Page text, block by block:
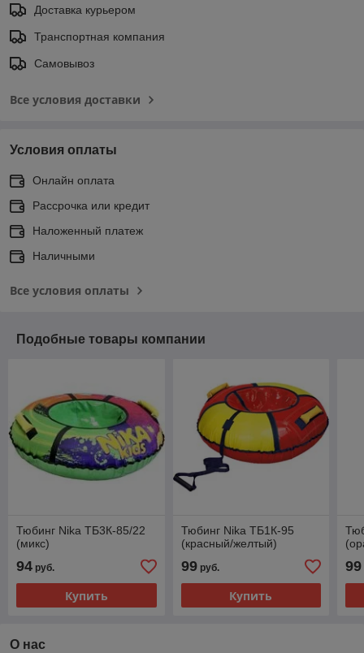
Доставка курьером
Транспортная компания
Самовывоз
Все условия доставки
Условия оплаты
Онлайн оплата
Рассрочка или кредит
Наложенный платеж
Наличными
Все условия оплаты
Подобные товары компании
Тюбинг Nika ТБ3К-85/22
(микс)
94 руб.
Купить
Тюбинг Nika ТБ1К-95
(красный/желтый)
99руб.
Купить
99
О нас